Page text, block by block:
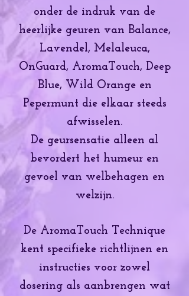
onder de indruk van de
heerlijke geuren van Balance,
Lavendel, Melaleuca,
OnGuard, AromaTouch, Deep
Blue, Wild Orange en
Pepermunt die elkaar steeds
afwisselen.
De geursensatie alleen al
bevordert het humeur en
gevoel van welbehagen en
welzijn.
De AromaTouch Technique
kent specifieke richtlijnen en
instructies voor zowel
dosering als aanbrengen wat